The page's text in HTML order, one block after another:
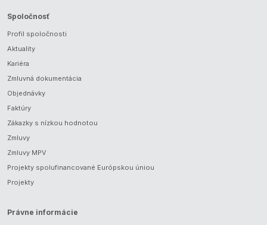
Spoločnosť
Profil spoločnosti
Aktuality
Kariéra
Zmluvná dokumentácia
Objednávky
Faktúry
Zákazky s nízkou hodnotou
Zmluvy
Zmluvy MPV
Projekty spolufinancované Európskou úniou
Projekty
Právne informácie